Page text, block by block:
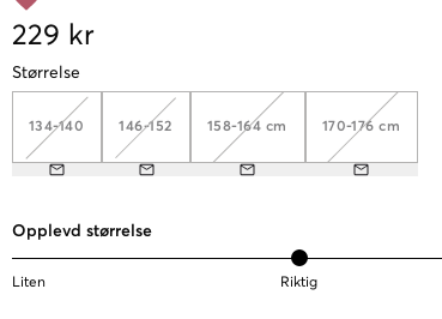
229 kr
Størrelse
134-140 146-152 158-164 cm 170-176 cm
Opplevd størrelse
Liten Riktig